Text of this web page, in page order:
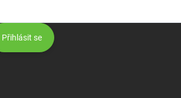
Přihlásit se